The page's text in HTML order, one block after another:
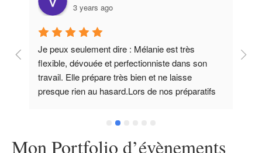
3 years ago
Je peux seulement dire : Mélanie est très
flexible, dévouée et perfectionniste dans son
travail. Elle prépare très bien et ne laisse
presque rien au hasard.Lors de nos préparatifs
rencontre. Nous avons fait sa connaissance à
planning de mariage. Très agréable.Plusieurs
Mon Portfolio d’évènements